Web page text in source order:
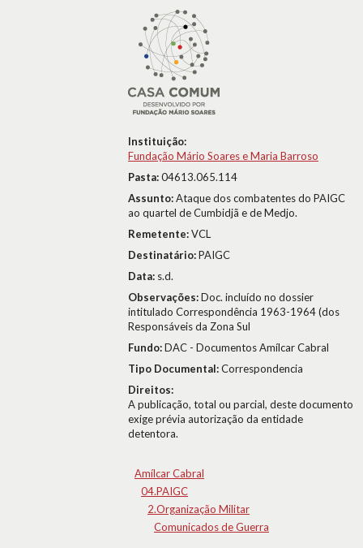
Instituição:
Fundação Mário Soares e Maria Barroso
Pasta:04613.065.114
Assunto:Ataque dos combatentes do PAIGC
ao quartel de Cumbidjã e de Medjo.
Remetente:VCL
Destinatário:PAIGC
Data: s.d.
Observações:Doc. incluído no dossier
intitulado Correspondência 1963-1964 (dos
Responsáveis da Zona Sul
Fundo:DAC - Documentos Amílcar Cabral
Tipo Documental:Correspondencia
Direitos:
A publicação, total ou parcial, deste documento
exige prévia autorização da entidade
detentora.
Amílcar Cabral
04.PAIGC
2.Organização Militar
Comunicados de Guerra